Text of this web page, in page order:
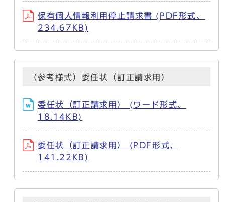
保有個人情報利用停止請求書 (PDF形式、
234.67KB)
（参考様式）委任状（訂正請求用）
委任状（訂正請求用） (ワード形式、
18.14KB)
委任状（訂正請求用） (PDF形式、
141.22KB)